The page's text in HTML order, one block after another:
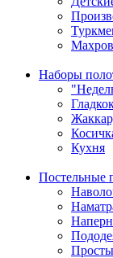
Наборы
Кухня
Постельные